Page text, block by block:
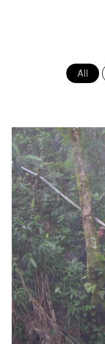
All